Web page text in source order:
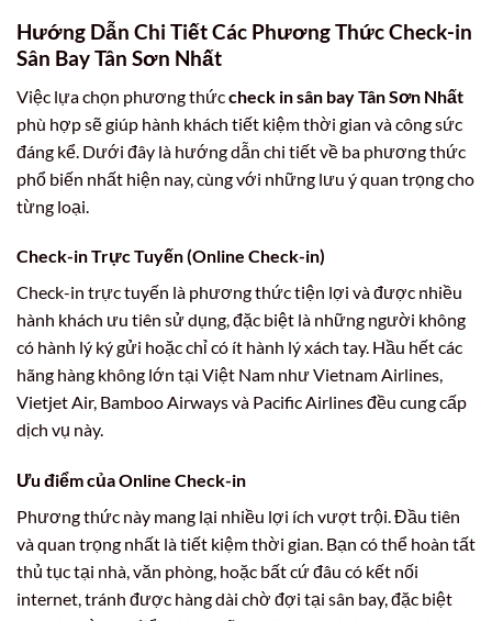
Hướng Dẫn Chi Tiết Các Phương Thức Check-in
Sân Bay Tân Sơn Nhất
Việc lựa chọn phương thứccheck in sân bay Tân Sơn Nhất
phù hợp sẽ giúp hành khách tiết kiệm thời gian và công sức
đáng kể. Dưới đây là hướng dẫn chi tiết về ba phương thức
phổ biến nhất hiện nay, cùng với những lưu ý quan trọng cho
từng loại.
Check-in Trực Tuyến (Online Check-in)
Check-in trực tuyến là phương thức tiện lợi và được nhiều
hành khách ưu tiên sử dụng, đặc biệt là những người không
có hành lý ký gửi hoặc chỉ có ít hành lý xách tay. Hầu hết các
hãng hàng không lớn tại Việt Nam như Vietnam Airlines,
Vietjet Air, Bamboo Airways và Pacific Airlines đều cung cấp
dịch vụ này.
Ưu điểm của Online Check-in
Phương thức này mang lại nhiều lợi ích vượt trội. Đầu tiên
và quan trọng nhất là tiết kiệm thời gian. Bạn có thể hoàn tất
thủ tục tại nhà, văn phòng, hoặc bất cứ đâu có kết nối
internet, tránh được hàng dài chờ đợi tại sân bay, đặc biệt